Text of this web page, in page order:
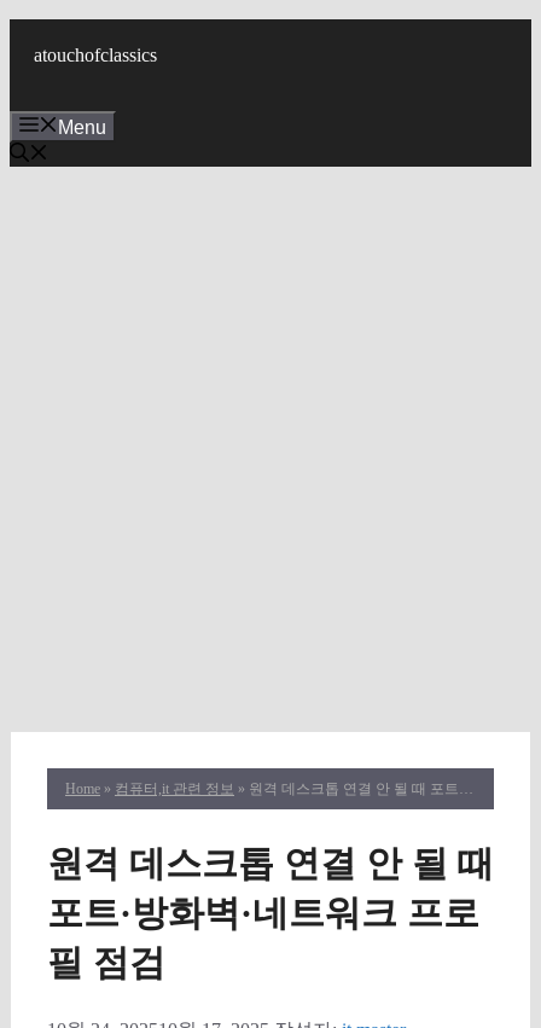
건
너
atouchofclassics
Menu
Home » 컴퓨터,it 관련 정보 » 원격 데스크톱 연결 안 될 때 포트·방화벽·네트워크 프로필 점검
원격 데스크톱 연결 안 될 때
포트·방화벽·네트워크 프로
필 점검